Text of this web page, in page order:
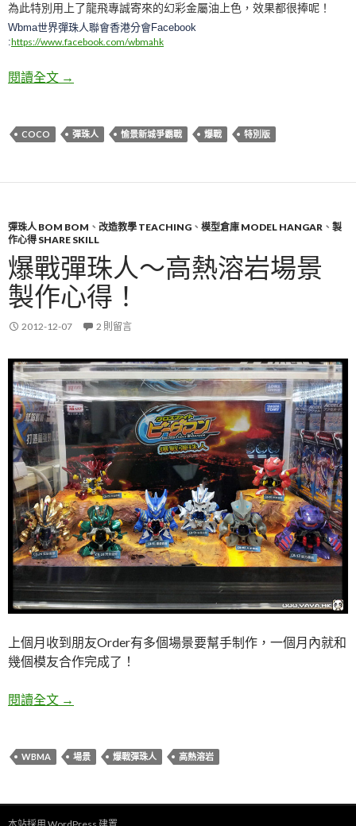
為此特別用上了龍飛專誠寄來的幻彩金屬油上色，效果都很捧呢！
Wbma世界彈珠人聯會香港分會Facebook
:https://www.facebook.com/wbmahk
閱讀全文 爆戰彈珠人特別版大作戰
→
COCO 彈珠人 愉景新城爭霸戰 爆戰 特別版
彈珠人 BOM BOM 、 改造教學 TEACHING 、 模型倉庫 MODEL HANGAR 、 製
作心得 SHARE SKILL
爆戰彈珠人～高熱溶岩場景
製作心得！
2012-12-07 2 則留言
上個月收到朋友Order有多個場景要幫手制作，一個月內就和
幾個模友合作完成了！
閱讀全文 爆戰彈珠人～高熱溶岩場景製作心得！
→
WBMA 場景 爆戰彈珠人 高熱溶岩
本站採用 WordPress 建置